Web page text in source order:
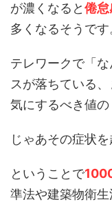
が濃くなると倦
多くなるそうです
テレワークで「
スが落ちている
気にするべき値の
じゃあその症状
ということで
準法や建築物衛生